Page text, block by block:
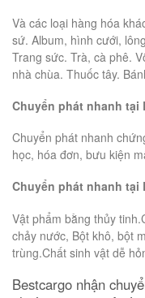
Và các loại hàng hóa
sứ. Album, hình cưới,
Trang sức. Trà, cà phê.
nhà chùa. Thuốc tây.
Chuyển phát nhanh
Chuyển phát nhanh
học, hóa đơn, bưu kiện
Chuyển phát nhanh tại
Vật phẩm bằng thủy
chảy nước, Bột khô, bột
trùng.Chất sinh vật dễ
Bestcargo nhận